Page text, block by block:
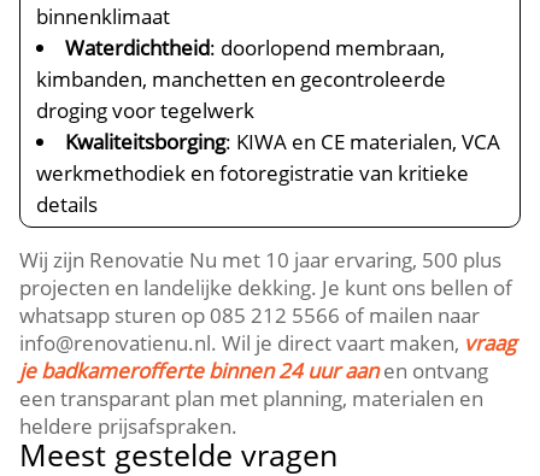
binnenklimaat
Waterdichtheid: doorlopend membraan,
kimbanden, manchetten en gecontroleerde
droging voor tegelwerk
Kwaliteitsborging: KIWA en CE materialen, VCA
werkmethodiek en fotoregistratie van kritieke
details
Wij zijn Renovatie Nu met 10 jaar ervaring, 500 plus
projecten en landelijke dekking. Je kunt ons bellen of
whatsapp sturen op 085 212 5566 of mailen naar
info@renovatienu.nl. Wil je direct vaart maken, vraag
je badkamerofferte binnen 24 uur aanen ontvang
een transparant plan met planning, materialen en
heldere prijsafspraken.
Meest gestelde vragen